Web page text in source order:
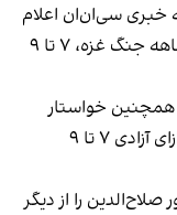
سی‌ان‌ان اعلام
کرد این گروه آماده است در ازای توقف دو ماهه جنگ غزه، ۷ تا ۹
خواستار
آزادی ۳۰۰ زندانی فلسطینی از اسرائیل در ازای آزادی ۷ تا ۹
را از دیگر